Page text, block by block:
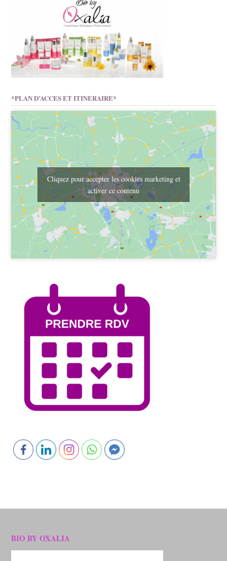
*PLAN D’ACCES ET ITINERAIRE*
Cliquez pour accepter les cookies marketing et
activer ce contenu
BIO BY OXALIA